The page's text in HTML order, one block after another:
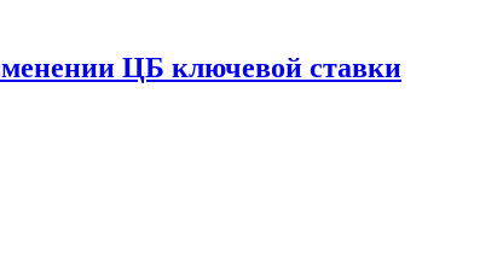
ЦБ ключевой ставки